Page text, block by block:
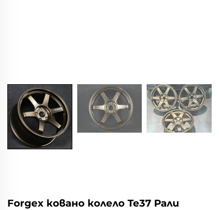
Forgex ковано колело Te37 Рали